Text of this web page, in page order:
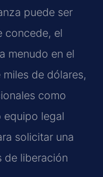
puede ser
concede, el
menudo en el
de dólares,
como
equipo legal
solicitar una
de liberación